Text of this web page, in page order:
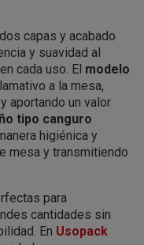
capas y acabado
y suavidad al
cada uso. El modelo
a la mesa,
aportando un valor
tipo canguro
higiénica y
mesa y transmitiendo
para
cantidades sin
En Usopack